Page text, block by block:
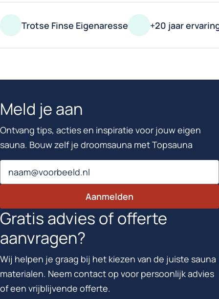
Trotse Finse Eigenaresse +20 jaar
Meld je aan
Ontvang tips, acties en inspiratie voor jouw eigen
sauna. Bouw zelf je droomsauna met Topsauna
Email
Aanmelden
Gratis advies of offerte
aanvragen?
Wij helpen je graag bij het kiezen van de juiste sauna
materialen. Neem contact op voor persoonlijk advies
of een vrijblijvende offerte.